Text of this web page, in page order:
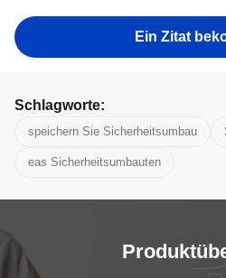
Ein Zitat
Schlagworte:
speichern Sie Sicherheitsumbau
eas Sicherheitsumbauten